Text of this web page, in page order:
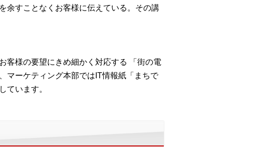
余すことなくお客様に伝えている。その講
客様の要望にきめ細かく対応する 「街の電
マーケティング本部ではIT情報紙「まちで
ています。